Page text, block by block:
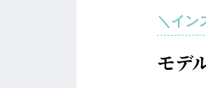
＼イン
モデ